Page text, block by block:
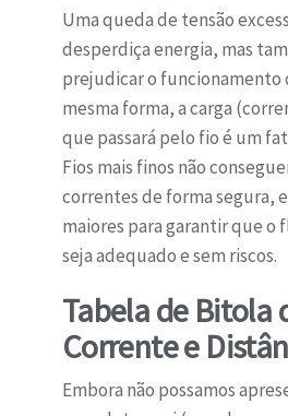
Uma queda de tensão
desperdiça energia, mas
prejudicar o funcionamento
mesma forma, a carga
que passará pelo fio é um
Fios mais finos não
correntes de forma segura,
maiores para garantir que o
seja adequado e sem riscos.
Tabela de Bitola
Corrente e
Embora não possamos